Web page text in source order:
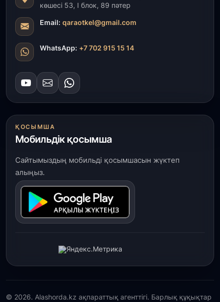
көшесі 53, І блок, 89 пәтер
Email: qaraotkel@gmail.com
WhatsApp: +7 702 915 15 14
ҚОСЫМША
Мобильдік қосымша
Сайтымыздың мобильді қосымшасын жүктеп
алыңыз.
© 2026. Alashorda.kz ақпараттық агенттігі. Барлық құқықтар